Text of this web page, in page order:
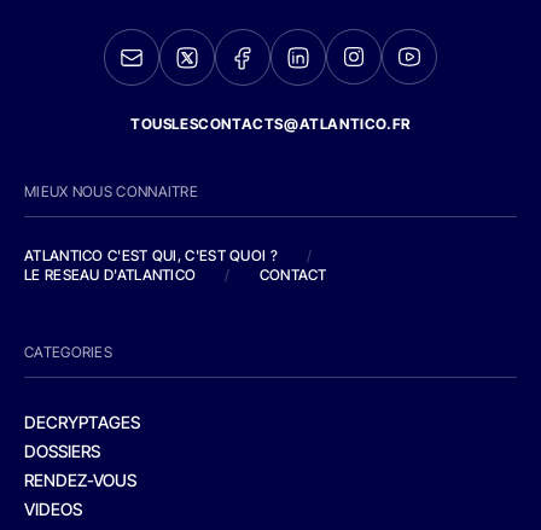
TOUSLESCONTACTS@ATLANTICO.FR
MIEUX NOUS CONNAITRE
ATLANTICO C'EST QUI, C'EST QUOI ?
/
LE RESEAU D'ATLANTICO
/ CONTACT
CATEGORIES
DECRYPTAGES
DOSSIERS
RENDEZ-VOUS
VIDEOS